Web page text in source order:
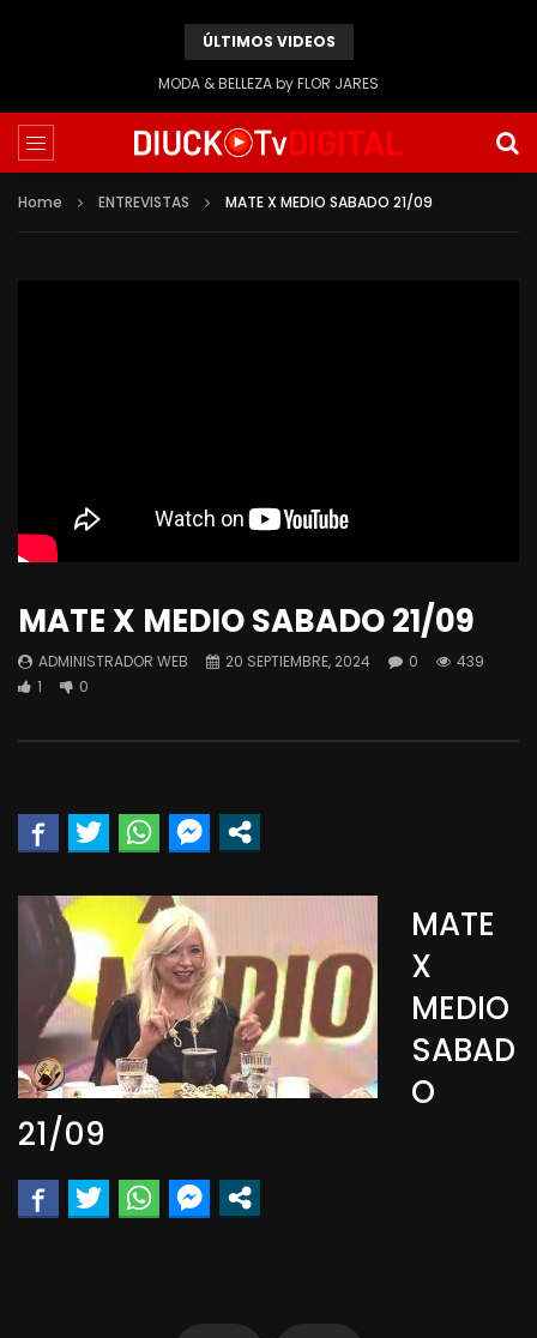
ÚLTIMOS VIDEOS
MODA & BELLEZA by FLOR JARES
Home ENTREVISTAS MATE X MEDIO SABADO 21/09
MATE X MEDIO SABADO 21/09
ADMINISTRADOR WEB 20 SEPTIEMBRE, 2024 0
439
1
0
MATE
X
MEDIO
SABAD
O
21/09